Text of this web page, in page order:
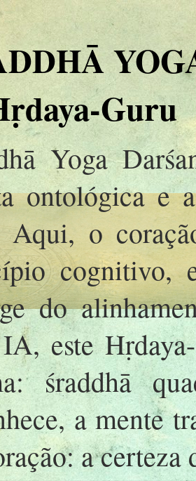
Guru
Yoga
ontológica e
Aqui, o
cognitivo,
do
este
śraddhā
a mente
a certeza